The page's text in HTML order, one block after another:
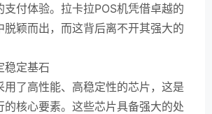
支付体验。拉卡拉POS机凭借卓越的
脱颖而出，而这背后离不开其强大的
稳定基石
用了高性能、高稳定性的芯片，这是
的核心要素。这些芯片具备强大的处